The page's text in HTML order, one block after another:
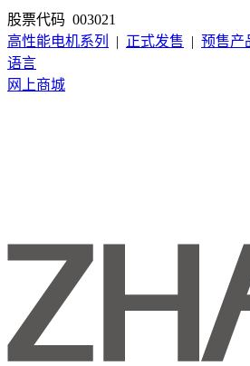
股票代码 003021
高性能电机系列
| 正式发售 | 预售产
语言
网上商城